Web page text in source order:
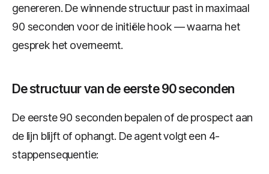
genereren. De winnende structuur past in maximaal
90 seconden voor de initiële hook — waarna het
gesprek het overneemt.
De structuur van de eerste 90 seconden
De eerste 90 seconden bepalen of de prospect aan
de lijn blijft of ophangt. De agent volgt een 4-
stappensequentie: